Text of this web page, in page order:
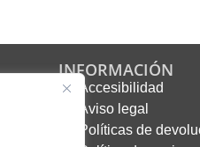
INFORMACIÓN
Accesibilidad
Aviso legal
Políticas de